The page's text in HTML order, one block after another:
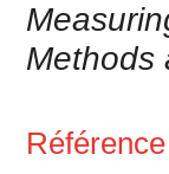
Methods
Référence